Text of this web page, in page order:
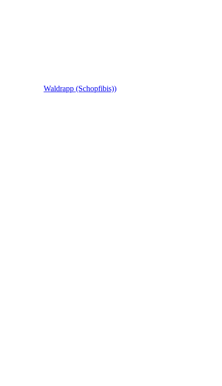
Waldrapp (Schopfibis))